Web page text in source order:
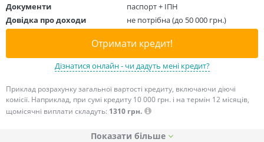
Документи
паспорт + ІПН
Довідка про доходи
не потрібна (до 50 000 грн.)
Отримати кредит!
Дізнатися онлайн - чи дадуть мені кредит?
Приклад розрахунку загальної вартості кредиту, включаючи діючі
комісії. Наприклад, при сумі кредиту 10 000 грн. і на термін 12 місяців,
щомісячні виплати складуть: 1310 грн.
Показати